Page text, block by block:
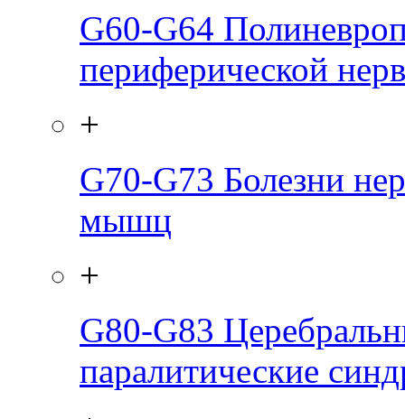
G60-G64
периферической
+
G70-G73 Болезни
мышц
+
G80-G83
паралитические